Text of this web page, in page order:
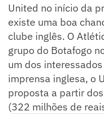
United no início da
existe uma boa
clube inglês. O
grupo do Botafogo
um dos
imprensa inglesa, o
proposta a partir
(322 milhões de